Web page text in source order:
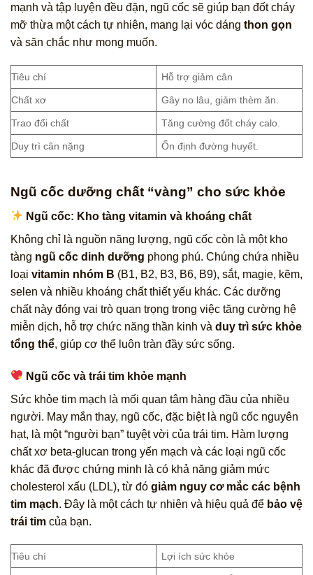
mạnh và tập luyện đều đặn, ngũ cốc sẽ giúp bạn đốt cháy
mỡ thừa một cách tự nhiên, mang lại vóc dáng thon gọn
và săn chắc như mong muốn.
Tiêu chí Hỗ trợ giảm cân
Chất xơ Gây no lâu, giảm thèm ăn.
Trao đổi chất Tăng cường đốt cháy calo.
Duy trì cân nặng Ổn định đường huyết.
Ngũ cốc dưỡng chất “vàng” cho sức khỏe
Ngũ cốc: Kho tàng vitamin và khoáng chất
Không chỉ là nguồn năng lượng, ngũ cốc còn là một kho
tàng ngũ cốc dinh dưỡng phong phú. Chúng chứa nhiều
loại vitamin nhóm B (B1, B2, B3, B6, B9), sắt, magie, kẽm,
selen và nhiều khoáng chất thiết yếu khác. Các dưỡng
chất này đóng vai trò quan trọng trong việc tăng cường hệ
miễn dịch, hỗ trợ chức năng thần kinh và duy trì sức khỏe
tổng thể, giúp cơ thể luôn tràn đầy sức sống.
Ngũ cốc và trái tim khỏe mạnh
Sức khỏe tim mạch là mối quan tâm hàng đầu của nhiều
người. May mắn thay, ngũ cốc, đặc biệt là ngũ cốc nguyên
hạt, là một “người bạn” tuyệt vời của trái tim. Hàm lượng
chất xơ beta-glucan trong yến mạch và các loại ngũ cốc
khác đã được chứng minh là có khả năng giảm mức
cholesterol xấu (LDL), từ đó giảm nguy cơ mắc các bệnh
tim mạch. Đây là một cách tự nhiên và hiệu quả để bảo vệ
trái tim của bạn.
Tiêu chí Lợi ích sức khỏe